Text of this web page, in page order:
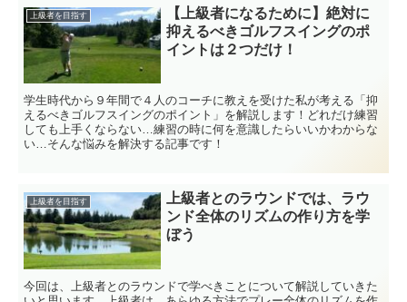
上級者を目指す
【上級者になるために】絶対に
抑えるべきゴルフスイングのポ
イントは２つだけ！
学生時代から９年間で４人のコーチに教えを受けた私が考える「抑
えるべきゴルフスイングのポイント」を解説します！どれだけ練習
しても上手くならない…練習の時に何を意識したらいいかわからな
い…そんな悩みを解決する記事です！
上級者を目指す
上級者とのラウンドでは、ラウ
ンド全体のリズムの作り方を学
ぼう
今回は、上級者とのラウンドで学べきことについて解説していきた